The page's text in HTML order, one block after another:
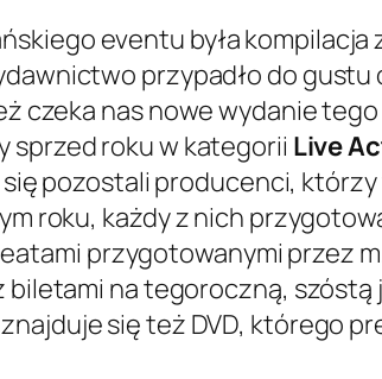
eventu była
przypadło do
czeka nas nowe wydanie
sprzed roku w kategorii Live
pozostali producenci,
roku, każdy z nich
przygotowanymi przez
na tegoroczną, szóstą
się też DVD, którego